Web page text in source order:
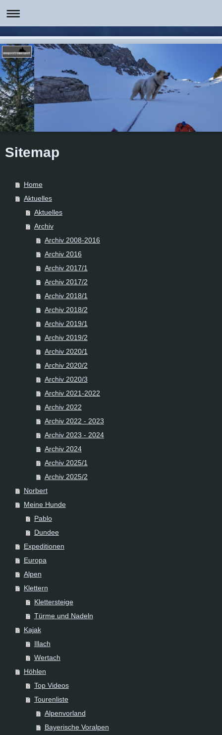
Sitemap
Home
Aktuelles
Aktuelles
Archiv
Archiv 2008-2016
Archiv 2016
Archiv 2017/1
Archiv 2017/2
Archiv 2018/1
Archiv 2018/2
Archiv 2019/1
Archiv 2019/2
Archiv 2020/1
Archiv 2020/2
Archiv 2020/3
Archiv 2021-2022
Archiv 2022
Archiv 2022 - 2023
Archiv 2023 - 2024
Archiv 2024
Archiv 2025/1
Archiv 2025/2
Norbert
Meine Hunde
Pablo
Dundee
Expeditionen
Europa
Alpen
Klettern
Klettersteige
Türme und Nadeln
Kajak
Illach
Wertach
Höhlen
Top Videos
Tourenliste
Alpenvorland
Bayerische Voralpen